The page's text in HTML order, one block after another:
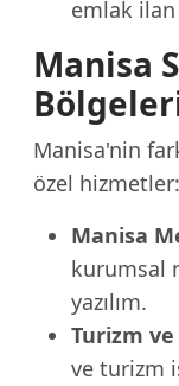
emlak
Manisa
Manisa'nin
özel hizmetler:
Manisa
kurumsal
yazılım.
Turizm
ve turizm